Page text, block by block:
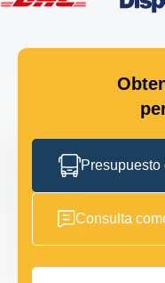
Consulta
Nombre completo